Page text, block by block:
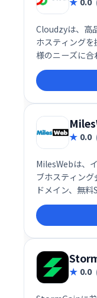
Cloudzyは、高
ホスティング
様のニーズに
サービスで、
ティングをサポ
優れたソリュ
談ください。
0.0
MilesWebは、
ブホスティン
ドメイン、無
ストレージ/帯
を実現します。
ビスを展開し
0.0